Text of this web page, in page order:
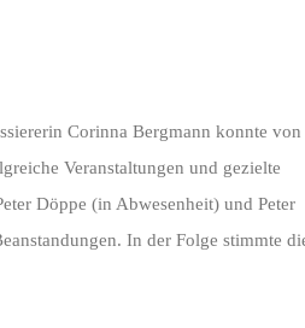
Corinna Bergmann konnte von
Veranstaltungen und gezielte
Döppe (in Abwesenheit) und Peter
In der Folge stimmte